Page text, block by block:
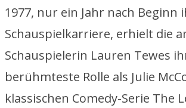
1977, nur ein Jahr nach Beginn
Schauspielkarriere, erhielt die
Schauspielerin Lauren Tewes
berühmteste Rolle als Julie
klassischen Comedy-Serie The